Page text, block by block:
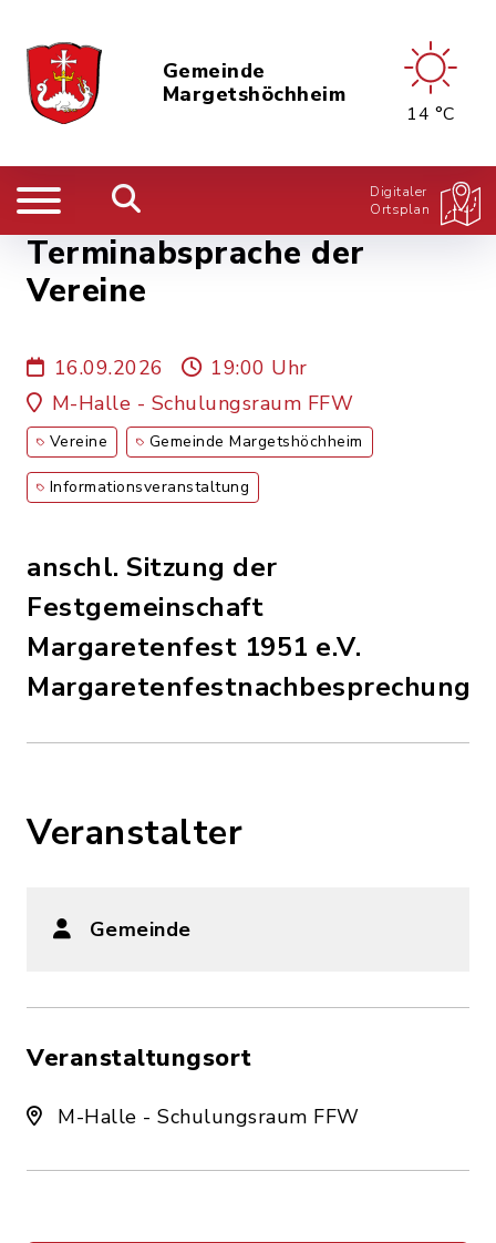
Gemeinde
Margetshöchheim
14 °C
Digitaler
Ortsplan
Terminabsprache der
Vereine
16.09.2026
19:00 Uhr
M-Halle - Schulungsraum FFW
Vereine Gemeinde Margetshöchheim
Informationsveranstaltung
anschl. Sitzung der
Festgemeinschaft
Margaretenfest 1951 e.V.
Margaretenfestnachbesprechung
Veranstalter
Gemeinde
Veranstaltungsort
M-Halle - Schulungsraum FFW